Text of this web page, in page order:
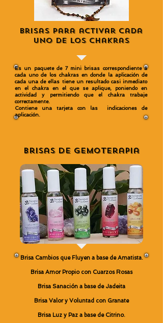
Brisas para activar cada
uno de los Chakras
Es un paquete de 7 mini brisas correspondiente a
cada uno de los chakras en donde la aplicación de
cada una de ellas tiene un resultado casi inmediato
en el chakra en el que se aplique, poniendo en
actividad y permitiendo que el chakra trabaje
correctamente.
Contiene una tarjeta con las indicaciones de
aplicación.
Brisas de Gemoterapia
Brisa Cambios que Fluyen a base de Amatista.
Brisa Amor Propio con Cuarzos Rosas
Brisa Sanación a base de Jadeita
Brisa Valor y Voluntad con Granate
Brisa Luz y Paz a base de Citrino.